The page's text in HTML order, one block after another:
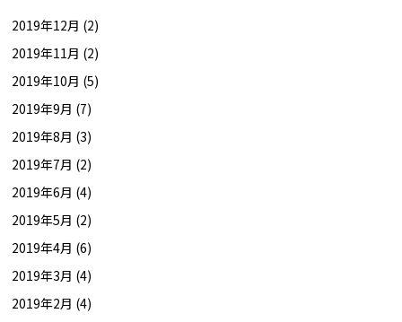
2019年12月 (2)
2019年11月 (2)
2019年10月 (5)
2019年9月 (7)
2019年8月 (3)
2019年7月 (2)
2019年6月 (4)
2019年5月 (2)
2019年4月 (6)
2019年3月 (4)
2019年2月 (4)